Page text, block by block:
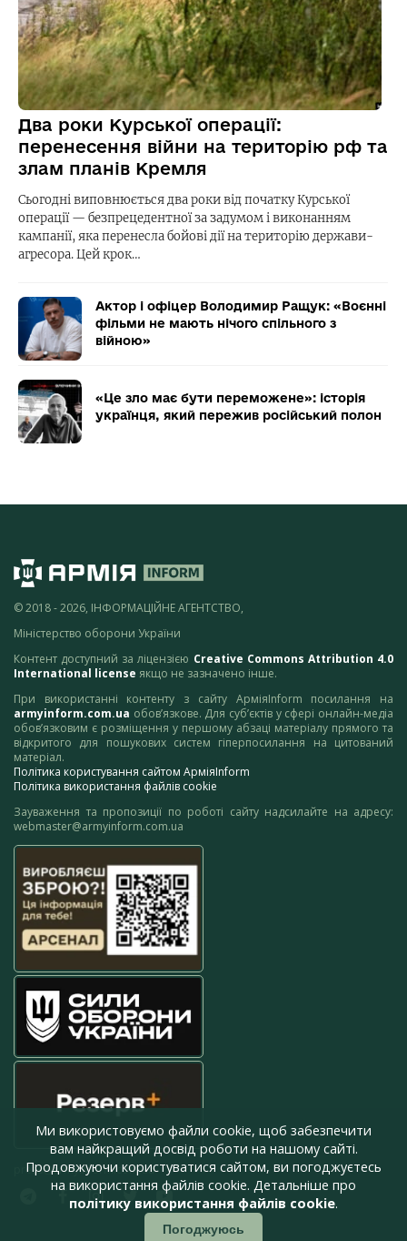
Два роки Курської операції:
перенесення війни на територію рф та
злам планів Кремля
Сьогодні виповнюється два роки від початку Курської
операції — безпрецедентної за задумом і виконанням
кампанії, яка перенесла бойові дії на територію держави-
агресора. Цей крок…
Актор і офіцер Володимир Ращук: «Воєнні
фільми не мають нічого спільного з
війною»
«Це зло має бути переможене»: історія
українця, який пережив російський полон
© 2018 - 2026, ІНФОРМАЦІЙНЕ АГЕНТСТВО,
Міністерство оборони України
Контент доступний за ліцензією Creative Commons Attribution 4.0
International license якщо не зазначено інше.
При використанні контенту з сайту АрміяInform посилання на
armyinform.com.ua обов’язкове. Для суб’єктів у сфері онлайн-медіа
обов’язковим є розміщення у першому абзаці матеріалу прямого та
відкритого для пошукових систем гіперпосилання на цитований
матеріал.
Політика користування сайтом АрміяInform
Політика використання файлів cookie
Зауваження та пропозиції по роботі сайту надсилайте на адресу:
webmaster@armyinform.com.ua
press@armyinform.com.ua
Ми використовуємо файли cookie, щоб забезпечити
вам найкращий досвід роботи на нашому сайті.
Продовжуючи користуватися сайтом, ви погоджуєтесь
на використання файлів cookie. Детальніше про
політику використання файлів cookie.
Погоджуюсь